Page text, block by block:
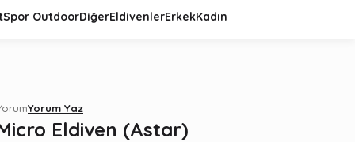
Spor OutdoorDiğerEldivenlerErkekKadın
Yorum Yaz
Eldiven (Astar)